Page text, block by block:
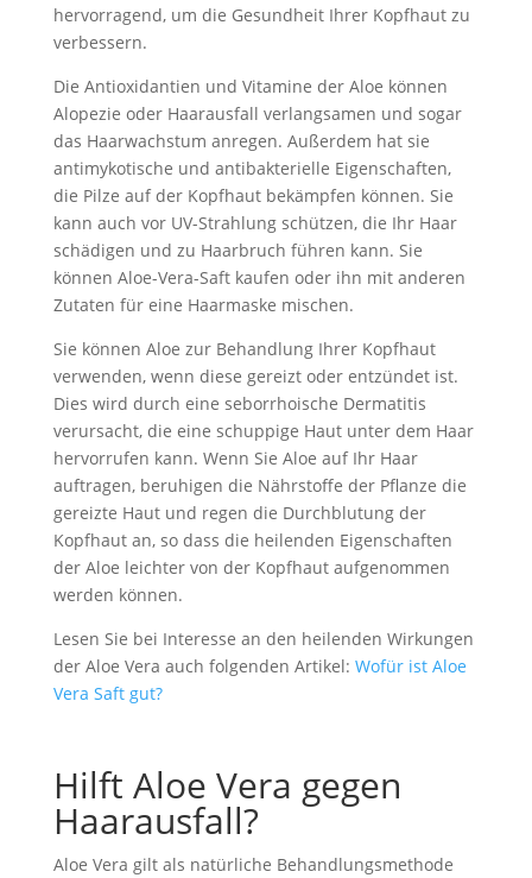
hervorragend, um die Gesundheit Ihrer Kopfhaut zu
verbessern.
Die Antioxidantien und Vitamine der Aloe können
Alopezie oder Haarausfall verlangsamen und sogar
das Haarwachstum anregen. Außerdem hat sie
antimykotische und antibakterielle Eigenschaften,
die Pilze auf der Kopfhaut bekämpfen können. Sie
kann auch vor UV-Strahlung schützen, die Ihr Haar
schädigen und zu Haarbruch führen kann. Sie
können Aloe-Vera-Saft kaufen oder ihn mit anderen
Zutaten für eine Haarmaske mischen.
Sie können Aloe zur Behandlung Ihrer Kopfhaut
verwenden, wenn diese gereizt oder entzündet ist.
Dies wird durch eine seborrhoische Dermatitis
verursacht, die eine schuppige Haut unter dem Haar
hervorrufen kann. Wenn Sie Aloe auf Ihr Haar
auftragen, beruhigen die Nährstoffe der Pflanze die
gereizte Haut und regen die Durchblutung der
Kopfhaut an, so dass die heilenden Eigenschaften
der Aloe leichter von der Kopfhaut aufgenommen
werden können.
Lesen Sie bei Interesse an den heilenden Wirkungen
der Aloe Vera auch folgenden Artikel: Wofür ist Aloe
Vera Saft gut?
Hilft Aloe Vera gegen
Haarausfall?
Aloe Vera gilt als natürliche Behandlungsmethode